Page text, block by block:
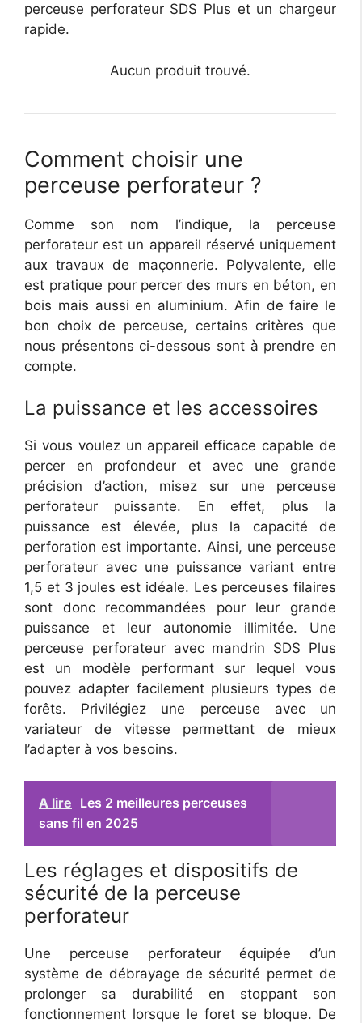
perceuse perforateur SDS Plus et un chargeur
rapide.
Aucun produit trouvé.
Comment choisir une
perceuse perforateur ?
Comme son nom l’indique, la perceuse
perforateur est un appareil réservé uniquement
aux travaux de maçonnerie. Polyvalente, elle
est pratique pour percer des murs en béton, en
bois mais aussi en aluminium. Afin de faire le
bon choix de perceuse, certains critères que
nous présentons ci-dessous sont à prendre en
compte.
La puissance et les accessoires
Si vous voulez un appareil efficace capable de
percer en profondeur et avec une grande
précision d’action, misez sur une perceuse
perforateur puissante. En effet, plus la
puissance est élevée, plus la capacité de
perforation est importante. Ainsi, une perceuse
perforateur avec une puissance variant entre
1,5 et 3 joules est idéale. Les perceuses filaires
sont donc recommandées pour leur grande
puissance et leur autonomie illimitée. Une
perceuse perforateur avec mandrin SDS Plus
est un modèle performant sur lequel vous
pouvez adapter facilement plusieurs types de
forêts. Privilégiez une perceuse avec un
variateur de vitesse permettant de mieux
l’adapter à vos besoins.
A lire Les 2 meilleures perceuses
sans fil en 2025
Les réglages et dispositifs de
sécurité de la perceuse
perforateur
Une perceuse perforateur équipée d’un
système de débrayage de sécurité permet de
prolonger sa durabilité en stoppant son
fonctionnement lorsque le foret se bloque. De